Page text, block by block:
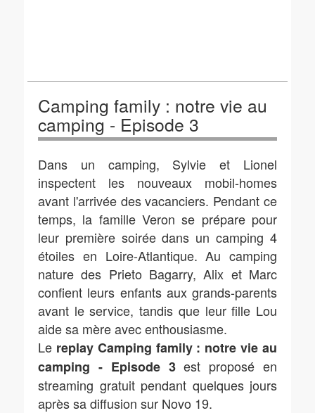
Camping family : notre vie au
camping - Episode 3
Dans un camping, Sylvie et Lionel
inspectent les nouveaux mobil-homes
avant l'arrivée des vacanciers. Pendant ce
temps, la famille Veron se prépare pour
leur première soirée dans un camping 4
étoiles en Loire-Atlantique. Au camping
nature des Prieto Bagarry, Alix et Marc
confient leurs enfants aux grands-parents
avant le service, tandis que leur fille Lou
aide sa mère avec enthousiasme.
Le replay Camping family : notre vie au
camping - Episode 3est proposé en
streaming gratuit pendant quelques jours
après sa diffusion sur Novo 19.